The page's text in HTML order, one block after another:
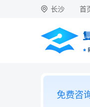
长沙 首
免费咨